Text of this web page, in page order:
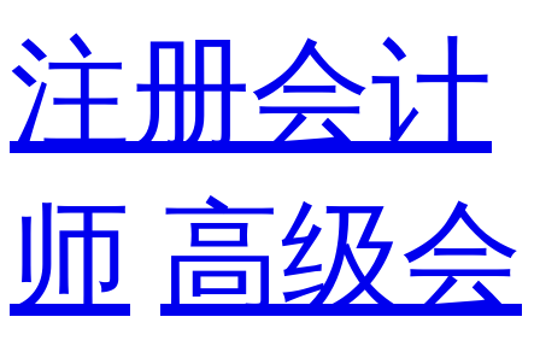
注册会计
师 高级会